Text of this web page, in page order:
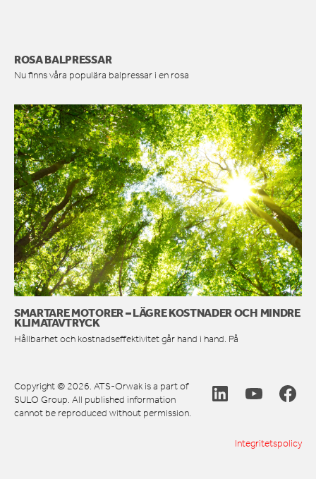
ROSA BALPRESSAR
Nu finns våra populära balpressar i en rosa
SMARTARE MOTORER – LÄGRE KOSTNADER OCH MINDRE
KLIMATAVTRYCK
Hållbarhet och kostnadseffektivitet går hand i hand. På
Copyright © 2026. ATS-Orwak is a part of
SULO Group. All published information
cannot be reproduced without permission.
Integritetspolicy